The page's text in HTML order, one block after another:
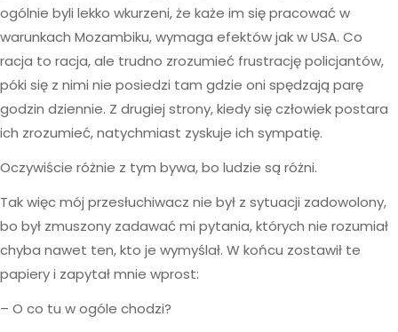
ogólnie byli lekko wkurzeni, że każe im się pracować w
warunkach Mozambiku, wymaga efektów jak w USA. Co
racja to racja, ale trudno zrozumieć frustrację policjantów,
póki się z nimi nie posiedzi tam gdzie oni spędzają parę
godzin dziennie. Z drugiej strony, kiedy się człowiek postara
ich zrozumieć, natychmiast zyskuje ich sympatię.
Oczywiście różnie z tym bywa, bo ludzie są różni.
Tak więc mój przesłuchiwacz nie był z sytuacji zadowolony,
bo był zmuszony zadawać mi pytania, których nie rozumiał
chyba nawet ten, kto je wymyślał. W końcu zostawił te
papiery i zapytał mnie wprost:
– O co tu w ogóle chodzi?